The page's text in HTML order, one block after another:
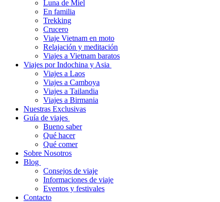
Luna de Miel
En familia
Trekking
Crucero
Viaje Vietnam en moto
Relajación y meditación
Viajes a Vietnam baratos
Viajes por Indochina y Asia
Viajes a Laos
Viajes a Camboya
Viajes a Tailandia
Viajes a Birmania
Nuestras Exclusivas
Guía de viajes
Bueno saber
Qué hacer
Qué comer
Sobre Nosotros
Blog
Consejos de viaje
Informaciones de viaje
Eventos y festivales
Contacto